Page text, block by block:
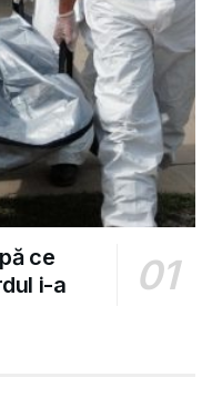
ce
i-a